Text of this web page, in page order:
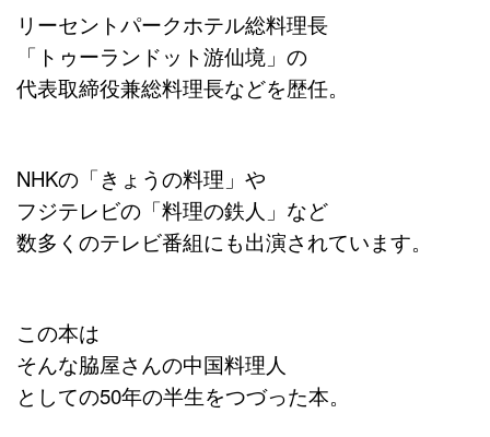
リーセントパークホテル総料理長
「トゥーランドット游仙境」の
代表取締役兼総料理長などを歴任。
NHKの「きょうの料理」や
フジテレビの「料理の鉄人」など
数多くのテレビ番組にも出演されています。
この本は
そんな脇屋さんの中国料理人
としての50年の半生をつづった本。